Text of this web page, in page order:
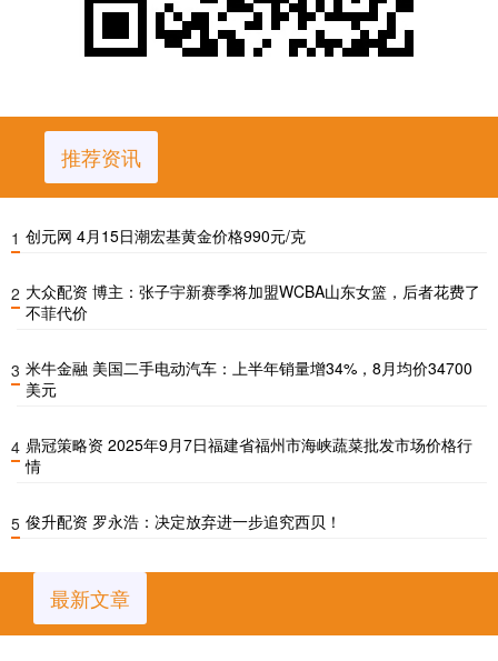
推荐资讯
1 创元网 4月15日潮宏基黄金价格990元/克
2 大众配资 博主：张子宇新赛季将加盟WCBA山东女篮，后者花费了
不菲代价
3 米牛金融 美国二手电动汽车：上半年销量增34%，8月均价34700
美元
4 鼎冠策略资 2025年9月7日福建省福州市海峡蔬菜批发市场价格行
情
5 俊升配资 罗永浩：决定放弃进一步追究西贝！
最新文章